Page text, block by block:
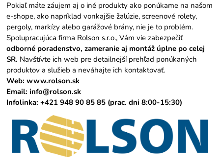
Pokiaľ máte záujem aj o iné produkty ako ponúkame na našom
e-shope, ako napríklad vonkajšie žalúzie, screenové rolety,
pergoly, markízy alebo garážové brány, nie je to problém.
Spolupracujúca firma Rolson s.r.o., Vám vie zabezpečiť
odborné poradenstvo, zameranie aj montáž úplne po celej
SR. Navštívte ich web pre detailnejší prehľad ponúkaných
produktov a služieb a neváhajte ich kontaktovať.
Web:www.rolson.sk
Email:info@rolson.sk
Infolinka: +421 948 90 85 85 (prac. dni 8:00-15:30)